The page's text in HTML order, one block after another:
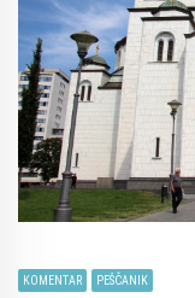
KOMENTAR PEŠČANIK